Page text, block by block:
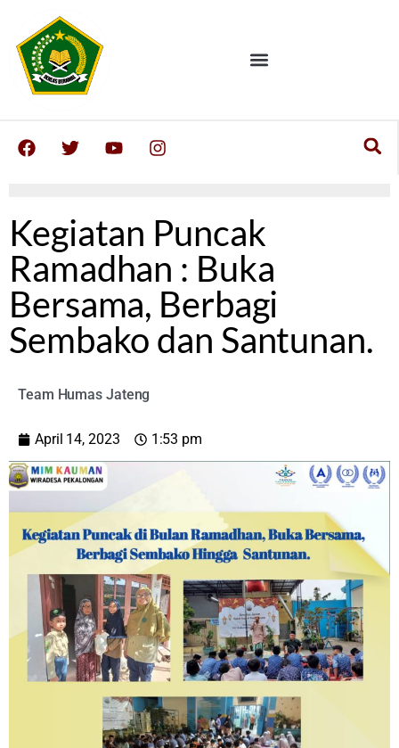
Kegiatan Puncak
Ramadhan : Buka
Bersama, Berbagi
Sembako dan Santunan.
Team Humas Jateng
April 14, 2023 1:53 pm